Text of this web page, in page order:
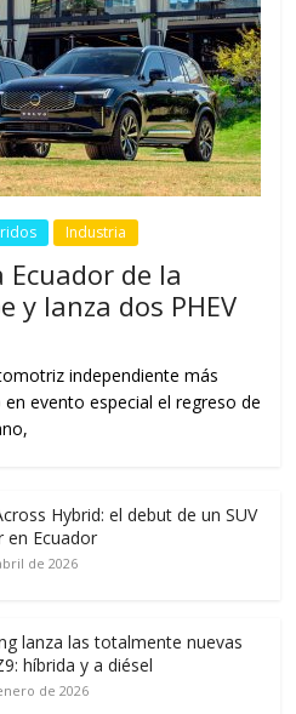
Industria
de la
y lanza dos PHEV
independiente más
evento especial el regreso de
Hybrid: el debut de un SUV
en Ecuador
de 2026
lanza las totalmente nuevas
híbrida y a diésel
de 2026